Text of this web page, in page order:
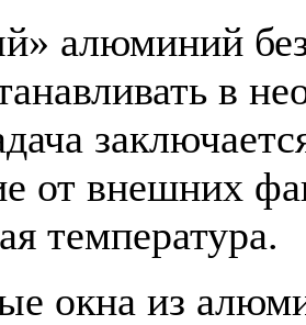
алюминий
в
от внешних
температура.
окна из